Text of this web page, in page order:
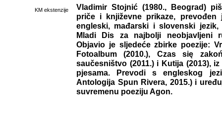
KM ekstenzije
Vladimir Stojnić (1980., Beograd)
priče i književne prikaze,
engleski, mađarski i slovenski
Mladi Dis za najbolji neobjavljeni
Objavio je sljedeće zbirke poezije:
Fotoalbum (2010.), Czas się
saučesništvo (2011.) i Kutija (2013),
pjesama. Prevodi s engleskog
Antologija Spun Rivera, 2015.) i
suvremenu poeziju Agon.